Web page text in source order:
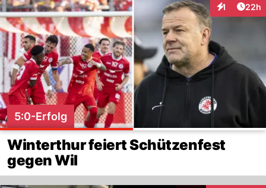
1
Interaktionen
22h
5:0-Erfolg
Winterthur feiert Schützenfest
gegen Wil